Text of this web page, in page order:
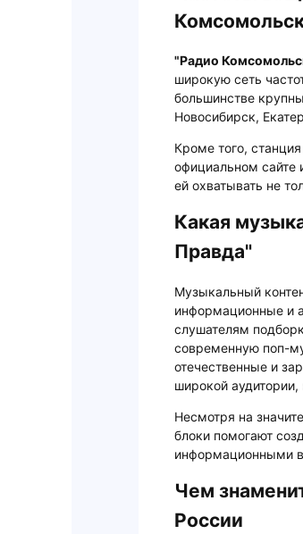
"Радио
широкую сеть
большинстве
Новосибирск,
Кроме того,
официальном сайте
ей охватывать не
Какая
Правда"
Музыкальный
информационные и
слушателям
современную поп-
отечественные и
широкой
Несмотря на
блоки помогают
информационными
Чем
России